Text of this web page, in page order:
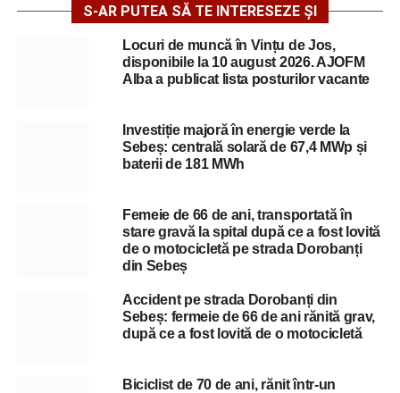
S-AR PUTEA SĂ TE INTERESEZE ȘI
Locuri de muncă în Vințu de Jos,
disponibile la 10 august 2026. AJOFM
Alba a publicat lista posturilor vacante
Investiție majoră în energie verde la
Sebeș: centrală solară de 67,4 MWp și
baterii de 181 MWh
Femeie de 66 de ani, transportată în
stare gravă la spital după ce a fost lovită
de o motocicletă pe strada Dorobanți
din Sebeș
Accident pe strada Dorobanți din
Sebeș: fermeie de 66 de ani rănită grav,
după ce a fost lovită de o motocicletă
Biciclist de 70 de ani, rănit într-un